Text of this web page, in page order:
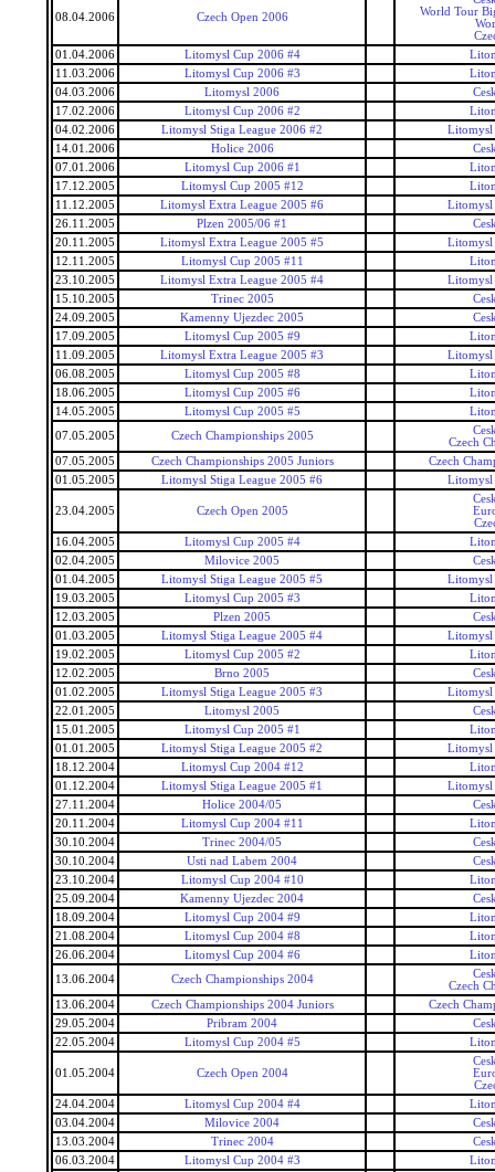
08.04.2006 Czech Open 2006
World Tour
01.04.2006
Litomysl Cup 2006 #4
11.03.2006
Litomysl Cup 2006 #3
04.03.2006
Litomysl 2006
17.02.2006
Litomysl Cup 2006 #2
04.02.2006
Litomysl Stiga League 2006 #2
Litomysl
14.01.2006
Holice 2006
07.01.2006
Litomysl Cup 2006 #1
17.12.2005
Litomysl Cup 2005 #12
11.12.2005
Litomysl Extra League 2005 #6
Litomysl
26.11.2005
Plzen 2005/06 #1
20.11.2005
Litomysl Extra League 2005 #5
Litomysl
12.11.2005
Litomysl Cup 2005 #11
23.10.2005
Litomysl Extra League 2005 #4
Litomysl
15.10.2005
Trinec 2005
24.09.2005
Kamenny Ujezdec 2005
17.09.2005
Litomysl Cup 2005 #9
11.09.2005
Litomysl Extra League 2005 #3
Litomysl
06.08.2005
Litomysl Cup 2005 #8
18.06.2005
Litomysl Cup 2005 #6
14.05.2005
Litomysl Cup 2005 #5
07.05.2005
Czech Championships 2005
Czech
07.05.2005
Czech Championships 2005 Juniors
Czech
01.05.2005
Litomysl Stiga League 2005 #6 Litomysl
23.04.2005 Czech Open 2005
16.04.2005
Litomysl Cup 2005 #4
02.04.2005
Milovice 2005
01.04.2005
Litomysl Stiga League 2005 #5
Litomysl
19.03.2005
Litomysl Cup 2005 #3
12.03.2005
Plzen 2005
01.03.2005
Litomysl Stiga League 2005 #4
Litomysl
19.02.2005
Litomysl Cup 2005 #2
12.02.2005
Brno 2005
01.02.2005
Litomysl Stiga League 2005 #3
Litomysl
22.01.2005
Litomysl 2005
15.01.2005
Litomysl Cup 2005 #1
01.01.2005
Litomysl Stiga League 2005 #2
Litomysl
18.12.2004
Litomysl Cup 2004 #12
01.12.2004
Litomysl Stiga League 2005 #1
Litomysl
27.11.2004
Holice 2004/05
20.11.2004
Litomysl Cup 2004 #11
30.10.2004
Trinec 2004/05
30.10.2004
Usti nad Labem 2004
23.10.2004
Litomysl Cup 2004 #10
25.09.2004
Kamenny Ujezdec 2004
18.09.2004
Litomysl Cup 2004 #9
21.08.2004
Litomysl Cup 2004 #8
26.06.2004
Litomysl Cup 2004 #6
13.06.2004
Czech Championships 2004
Czech
13.06.2004
Czech Championships 2004 Juniors
Czech
29.05.2004
Pribram 2004
22.05.2004
Litomysl Cup 2004 #5
01.05.2004 Czech Open 2004
24.04.2004
Litomysl Cup 2004 #4
03.04.2004
Milovice 2004
13.03.2004
Trinec 2004
06.03.2004
Litomysl Cup 2004 #3